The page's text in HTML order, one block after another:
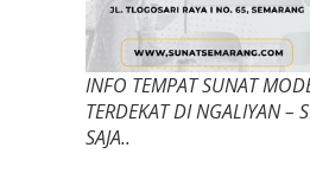
INFO TEMPAT SUNAT
TERDEKAT DI NGALIYAN –
SAJA..